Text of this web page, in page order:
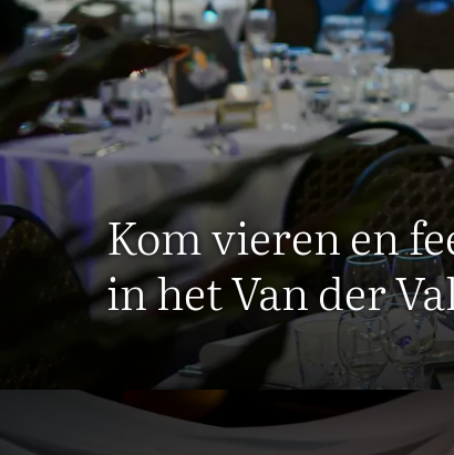
Kom vieren en
in het Van der